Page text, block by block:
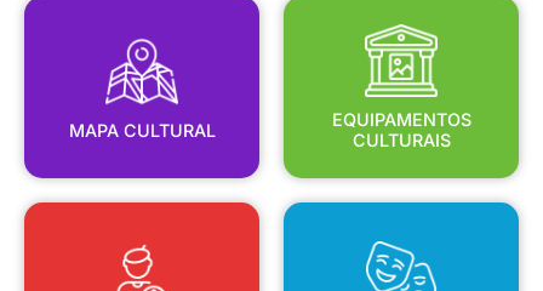
MAPA CULTURAL
MAPA CULTURAL
EQUIPAMENTOS
CULTURAIS
EQUIPAMENTOS
CULTURAIS
CAD. ARTISTAS E GRUPOS CONSELHO DE CULTURA